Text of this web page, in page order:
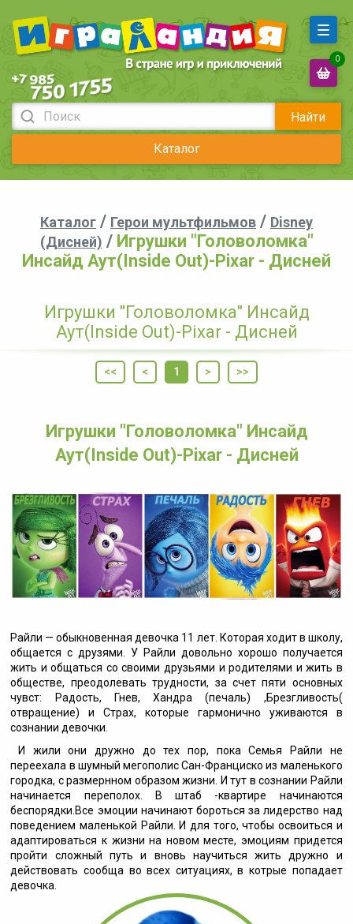
Найти
Каталог
0
Каталог / Герои мультфильмов / Disney
(Дисней) / Игрушки "Головоломка"
Инсайд Аут(Inside Out)-Pixar - Дисней
Игрушки "Головоломка" Инсайд
Аут(Inside Out)-Pixar - Дисней
<< < 1 > >>
Игрушки "Головоломка" Инсайд
Аут(Inside Out)-Pixar - Дисней
Райли — обыкновенная девочка 11 лет. Которая ходит в школу,
общается с друзями. У Райли довольно хорошо получается
жить и общаться со своими друзьями и родителями и жить в
обществе, преодолевать трудности, за счет пяти основных
чувст: Радость, Гнев, Хандра (печаль) ,Брезгливость(
отвращение) и Страх, которые гармонично уживаются в
сознании девочки.
И жили они дружно до тех пор, пока Семья Райли не
переехала в шумный мегополис Сан-Франциско из маленького
городка, с размернном образом жизни. И тут в сознании Райли
начинается переполох. В штаб -квартире начинаются
беспорядки.Все эмоции начинают бороться за лидерство над
поведением маленькой Райли. И для того, чтобы освоиться и
адаптироваться к жизни на новом месте, эмоциям придется
пройти сложный путь и вновь научиться жить дружно и
действовать сообща во всех ситуациях, в котрые попадает
девочка.